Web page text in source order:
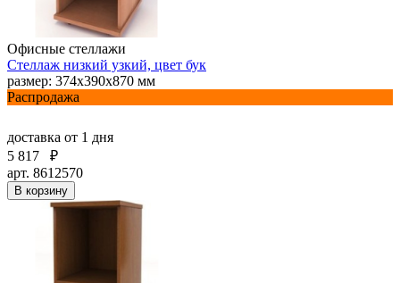
Офисные стеллажи
Стеллаж низкий узкий, цвет бук
размер: 374х390х870 мм
Распродажа
доставка от 1 дня
5 817
₽
арт. 8612570
В корзину